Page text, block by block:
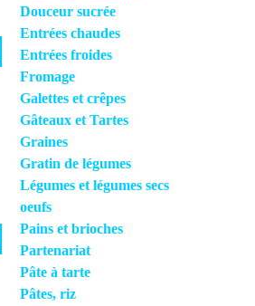
Douceur sucrée
Entrées chaudes
Entrées froides
Fromage
Galettes et crêpes
Gâteaux et Tartes
Graines
Gratin de légumes
Légumes et légumes secs
oeufs
Pains et brioches
Partenariat
Pâte à tarte
Pâtes, riz